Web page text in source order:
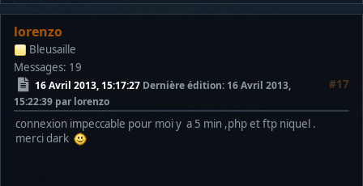
lorenzo
Bleusaille
Messages: 19
16 Avril 2013, 15:17:27 #17
Dernière édition: 16 Avril 2013,
15:22:39 par lorenzo
connexion impeccable pour moi y a 5 min ,php et ftp niquel .
merci dark